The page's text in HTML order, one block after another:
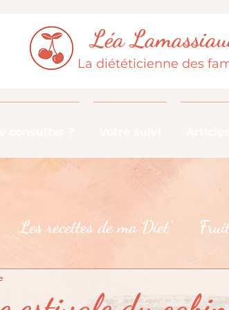
Léa
La diététicienne des
Les recettes de ma Diet'